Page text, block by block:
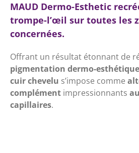
MAUD Dermo-Esthetic
trompe-l’œil sur toutes les
concernées.
Offrant un résultat étonnant de
pigmentation dermo-esthétique
cuir chevelu s’impose comme
complément impressionnants
capillaires.